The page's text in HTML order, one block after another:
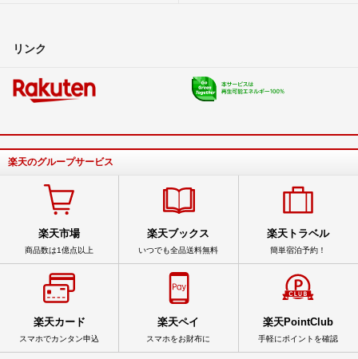
リンク
楽天のグループサービス
楽天市場
商品数は1億点以上
楽天ブックス
いつでも全品送料無料
楽天トラベル
簡単宿泊予約！
楽天カード
スマホでカンタン申込
楽天ペイ
スマホをお財布に
楽天PointClub
手軽にポイントを確認